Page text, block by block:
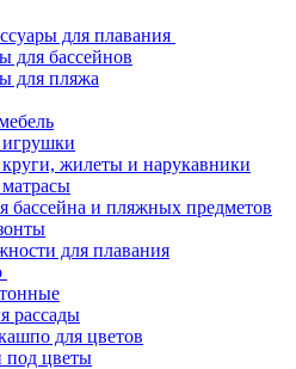
для плавания
для бассейнов
для пляжа
жилеты и нарукавники
бассейна и пляжных предметов
для плавания
рассады
для цветов
под цветы